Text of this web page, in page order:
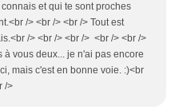
et qui te sont proches
/> <br /> <br /> Tout est
/> <br /> <br /> <br /> <br />
à vous deux... je n'ai pas encore
mais c'est en bonne voie. :)<br
/>